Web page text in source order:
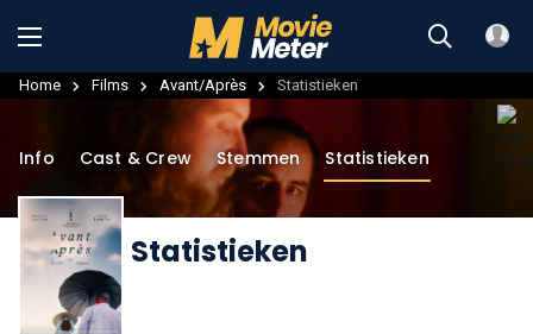
Home Films Avant/Après Statistieken
Statistieken
Info Cast & Crew Stemmen Statistieken